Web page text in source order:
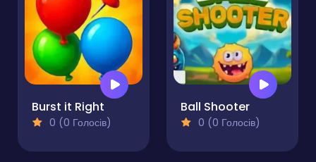
Burst it Right
0 (0 Голосів)
Ball Shooter
0 (0 Голосів)